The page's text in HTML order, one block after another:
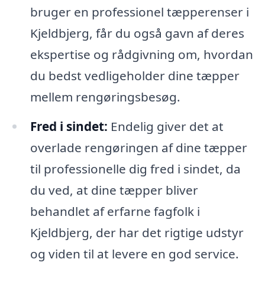
bruger en professionel tæpperenser i
Kjeldbjerg, får du også gavn af deres
ekspertise og rådgivning om, hvordan
du bedst vedligeholder dine tæpper
mellem rengøringsbesøg.
Fred i sindet: Endelig giver det at
overlade rengøringen af dine tæpper
til professionelle dig fred i sindet, da
du ved, at dine tæpper bliver
behandlet af erfarne fagfolk i
Kjeldbjerg, der har det rigtige udstyr
og viden til at levere en god service.